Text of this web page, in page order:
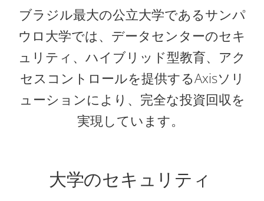
ブラジル最大の公立大学であるサンパ
ウロ大学では、データセンターのセキ
ュリティ、ハイブリッド型教育、アク
セスコントロールを提供するAxisソリ
ューションにより、完全な投資回収を
実現しています。
大学のセキュリティ